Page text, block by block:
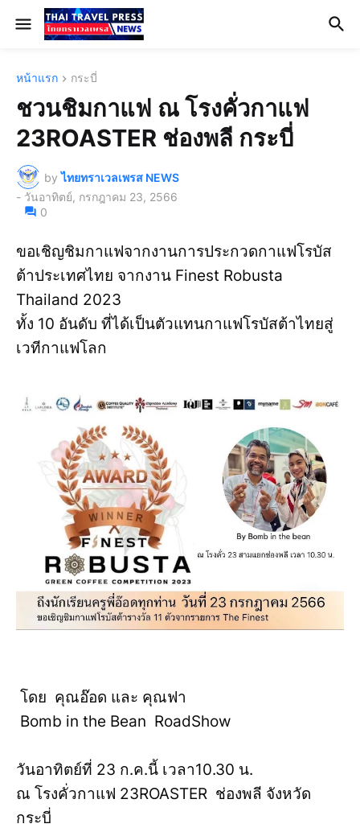
หน้าแรก กระบี่
ชวนชิมกาแฟ ณ โรงคั่วกาแฟ
23​ROASTER​ ช่องพลี กระบี่
by ไทยทราเวลเพรส NEWS
- วันอาทิตย์, กรกฎาคม 23, 2566
0
ขอเชิญชิมกาแฟจากงานการประกวดกาแฟโรบัส
ต้า​ประเทศไทย จากงาน Finest Robusta
Thailand 2023
ทั้ง​ 10 อันดับ ที่ได้เป็นตัวแทนกาแฟโรบัสต้าไทยสู่
เวทีกาแฟโลก
โดย​ คุณอ๊อด และ​ ​คุณฟา
Bomb in the Bean RoadShow
วันอาทิตย​์ที่ 23​ ก.ค.​นี้ เวลา​10.30 น.
ณ โรงคั่วกาแฟ 23​ROASTER​ ช่องพลี จังหวัด
กระบี่